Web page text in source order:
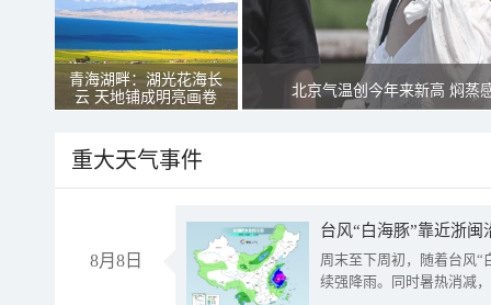
青海湖畔：湖光花海长
云 天地铺成明亮画卷
北京气温创今年来新高 焖蒸
重大天气事件
8月8日
台风“白海豚”靠近浙
周末至下周初，随着台风“
续强降雨。同时暑热消减